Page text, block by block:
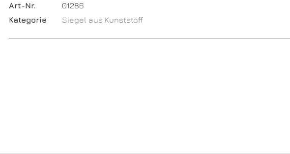
Art-Nr.
01286
Kategorie
Siegel aus Kunststoff